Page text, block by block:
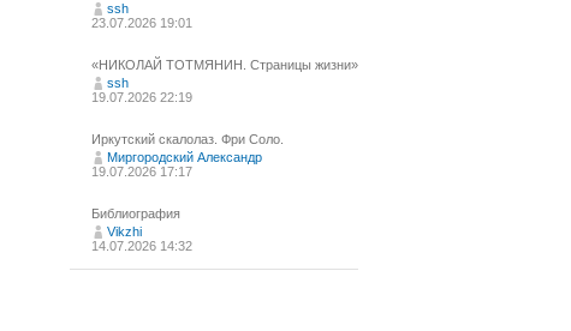
ssh
23.07.2026 19:01
«НИКОЛАЙ ТОТМЯНИН. Страницы жизни»
ssh
19.07.2026 22:19
Иркутский скалолаз. Фри Соло.
Миргородский Александр
19.07.2026 17:17
Библиография
Vikzhi
14.07.2026 14:32